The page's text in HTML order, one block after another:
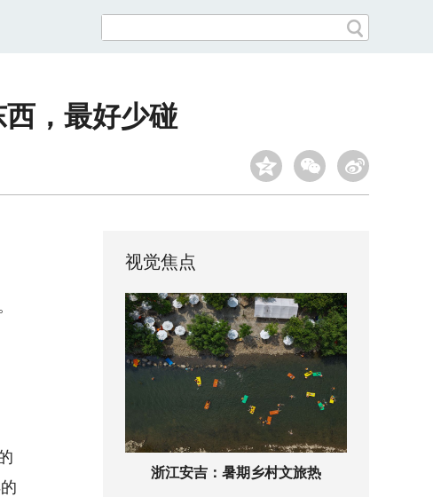
，最好少碰
视觉焦点
浙江安吉：暑期乡村文旅热